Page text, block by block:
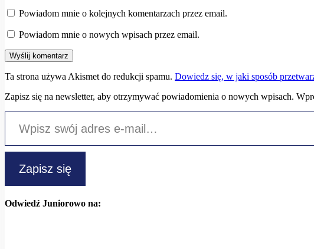
Powiadom mnie o kolejnych komentarzach przez email.
Powiadom mnie o nowych wpisach przez email.
Ta strona używa Akismet do redukcji spamu. Dowiedz się, w jaki sposób
Zapisz się na newsletter, aby otrzymywać powiadomienia o nowych wpisach.
Wpisz swój adres e-mail…
Zapisz się
Odwiedź Juniorowo na: